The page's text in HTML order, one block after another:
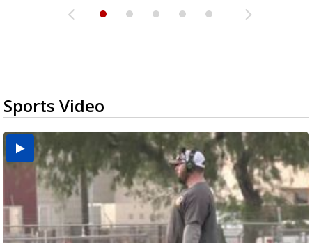
Sports Video